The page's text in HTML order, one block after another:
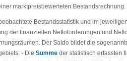
marktpreisbewerteten Bestandsrechnung.
Bestandsstatistik und im
der finanziellen Nettoforderungen und
Der Saldo bildet die
- Die Summe der statistisch erfassten